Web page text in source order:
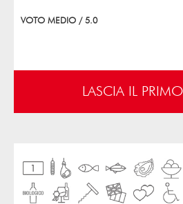
VOTO MEDIO / 5.0
LASCIA IL